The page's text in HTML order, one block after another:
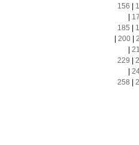
156
185
200|
229
258